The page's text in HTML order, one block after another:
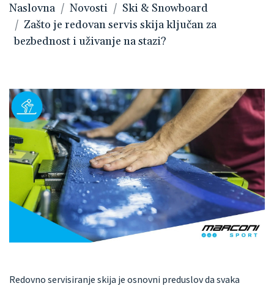
Naslovna Novosti
Ski & Snowboard
Zašto je redovan servis skija ključan za
bezbednost i uživanje na stazi?
Redovno servisiranje skija je osnovni preduslov da svaka